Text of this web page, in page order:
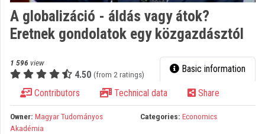
Organization discovery
Organization playlists
Organizations
Contributors
A globalizáció - áldás vagy átok?
Eretnek gondolatok egy közgazdásztól
1 596 view
4.50 (from 2 ratings) Basic information
Contributors Technical data Share
Owner: Magyar Tudományos
Akadémia
Categories: Economics